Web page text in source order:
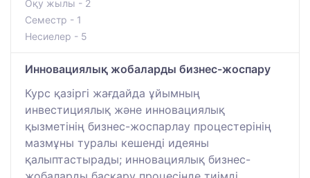
Оқу жылы - 2
Семестр - 1
Несиелер - 5
Инновациялық жобаларды бизнес-жоспару
Курс қазіргі жағдайда ұйымның
инвестициялық және инновациялық
қызметінің бизнес-жоспарлау процестерінің
мазмұны туралы кешенді идеяны
қалыптастырады; инновациялық бизнес-